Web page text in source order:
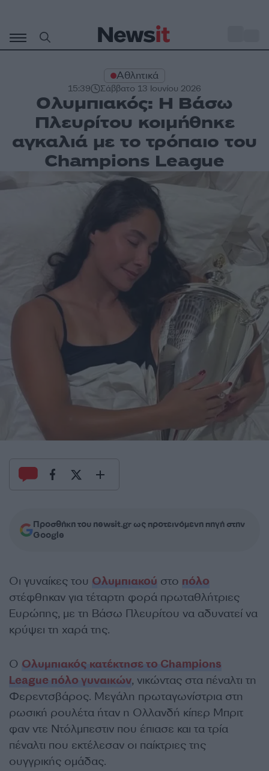
περιεχόμενο
Αθλητικά
15:39 Σάββατο 13 Ιουνίου 2026
Ολυμπιακός: Η Βάσω
Πλευρίτου κοιμήθηκε
αγκαλιά με το τρόπαιο του
Champions League
Προσθήκη του newsit.gr ως προτεινόμενη πηγή στην
Google
Οι γυναίκες του Ολυμπιακού στο πόλο
στέφθηκαν για τέταρτη φορά πρωταθλήτριες
Ευρώπης, με τη Βάσω Πλευρίτου να αδυνατεί να
κρύψει τη χαρά της.
Ο Ολυμπιακός κατέκτησε το Champions
League πόλο γυναικών, νικώντας στα πέναλτι τη
Φερεντσβάρος. Μεγάλη πρωταγωνίστρια στη
ρωσική ρουλέτα ήταν η Ολλανδή κίπερ Μπριτ
φαν ντε Ντόλμπεστιν που έπιασε και τα τρία
πέναλτι που εκτέλεσαν οι παίκτριες της
ουγγρικής ομάδας.